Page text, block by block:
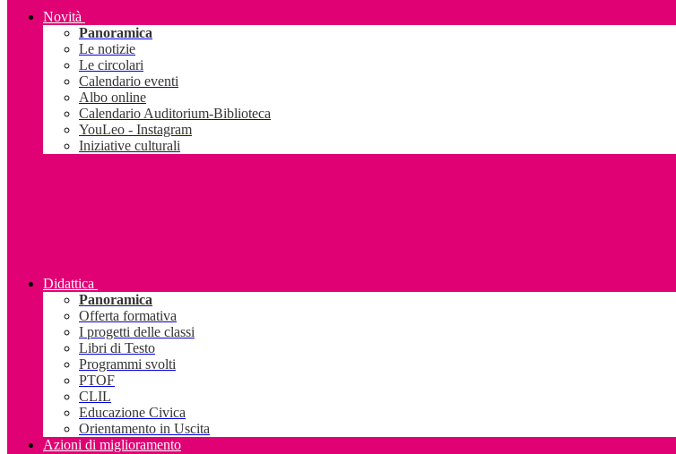
Novità
Panoramica
Le notizie
Le circolari
Calendario eventi
Albo online
Calendario Auditorium-Biblioteca
YouLeo - Instagram
Iniziative culturali
Didattica
Panoramica
Offerta formativa
I progetti delle classi
Libri di Testo
Programmi svolti
PTOF
CLIL
Educazione Civica
Orientamento in Uscita
Azioni di miglioramento